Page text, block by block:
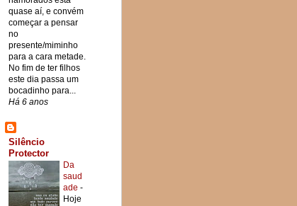
quase aí, e convém
começar a pensar
no
presente/miminho
para a cara metade.
No fim de ter filhos
este dia passa um
bocadinho para...
Há 6 anos
Silêncio
Protector
Da
saud
ade -
Hoje